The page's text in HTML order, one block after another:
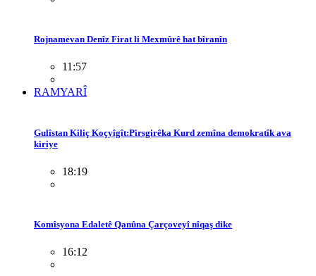
Rojnamevan Denîz Firat li Mexmûrê hat bîranîn
11:57
RAMYARÎ
Gulîstan Kiliç Koçyîgît:Pirsgirêka Kurd zemîna demokratîk ava
kiriye
18:19
Komîsyona Edaletê Qanûna Çarçoveyî nîqaş dike
16:12